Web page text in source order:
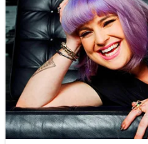
Papua Tengah
Riau